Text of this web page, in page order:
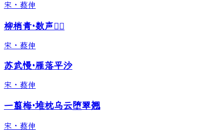
宋 · 蔡伸
柳梢青·数声𫛸鴂
宋 · 蔡伸
苏武慢·雁落平沙
宋 · 蔡伸
一翦梅·堆枕乌云堕翠翘
宋 · 蔡伸